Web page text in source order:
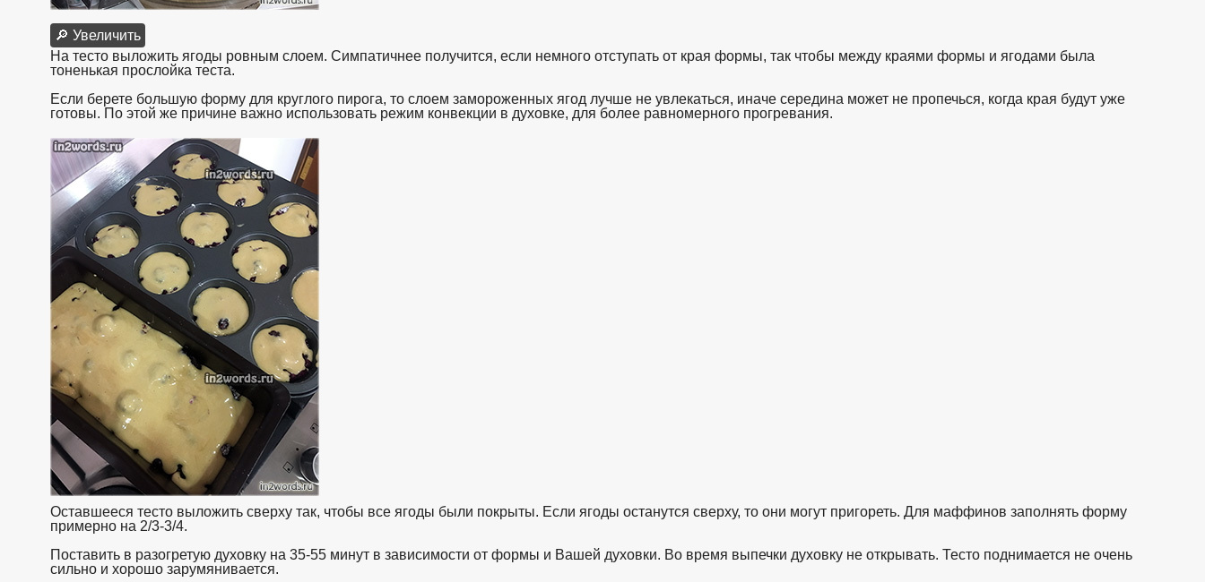
🔎 Увеличить
На тесто выложить ягоды ровным слоем. Симпатичнее получится, если немного отступать от края формы, так чтобы между краями формы и ягодами была
тоненькая прослойка теста.
Если берете большую форму для круглого пирога, то слоем замороженных ягод лучше не увлекаться, иначе середина может не пропечься, когда края будут уже
готовы. По этой же причине важно использовать режим конвекции в духовке, для более равномерного прогревания.
Оставшееся тесто выложить сверху так, чтобы все ягоды были покрыты. Если ягоды останутся сверху, то они могут пригореть. Для маффинов заполнять форму
примерно на 2/3-3/4.
Поставить в разогретую духовку на 35-55 минут в зависимости от формы и Вашей духовки. Во время выпечки духовку не открывать. Тесто поднимается не очень
сильно и хорошо зарумянивается.